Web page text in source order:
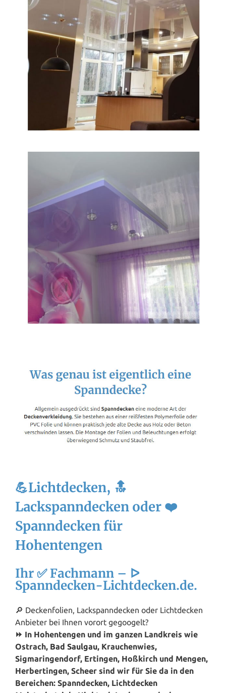
💪Lichtdecken, 🔝
Lackspanndecken oder ❤️
Spanndecken für
Hohentengen
Ihr ✅ Fachmann – ᐅ
Spanndecken-Lichtdecken.de.
🔎 Deckenfolien, Lackspanndecken oder Lichtdecken
Anbieter bei Ihnen vorort gegoogelt?
⏩ In Hohentengen und im ganzen Landkreis wie
Ostrach, Bad Saulgau, Krauchenwies,
Sigmaringendorf, Ertingen, Hoßkirch und Mengen,
Herbertingen, Scheer sind wir für Sie da in den
Bereichen: Spanndecken, Lichtdecken